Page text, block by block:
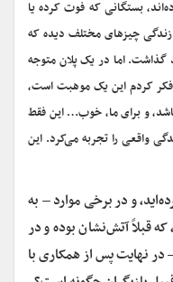
بستگانی که فوت کرده یا
زندگی چیزهای مختلف دیده که
گذاشت. اما در یک پلان متوجه
‌کردم این یک موهبت است،
و برای ما، خوب… این فقط
واقعی را تجربه می‌کرد. این
و در برخی موارد – به
که قبلاً آتش‌نشان بوده و در
در نهایت پس از همکاری با